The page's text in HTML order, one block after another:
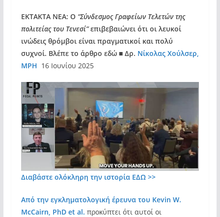
ΕΚΤΑΚΤΑ ΝΕΑ: Ο “Σύνδεσμος Γραφείων Τελετών της
πολιτείας του Τενεσί”επιβεβαιώνει ότι οι λευκοί
ινώδεις θρόμβοι είναι πραγματικοί και πολύ
συχνοί. Βλέπε το άρθρο εδώ ■Δρ. Νίκολας Χούλσερ,
MPH 16 Ιουνίου 2025
Διαβάστε ολόκληρη την ιστορία ΕΔΩ >>
Από την εγκληματολογική έρευνα του Kevin W.
McCairn, PhD et al. προκύπτει ότι αυτοί οι